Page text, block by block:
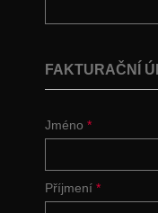
FAKTURAČNÍ
Jméno *
Příjmení *